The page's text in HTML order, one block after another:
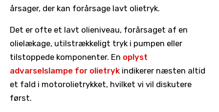
årsager, der kan forårsage lavt olietryk.
Det er ofte et lavt olieniveau, forårsaget af en
olielækage, utilstrækkeligt tryk i pumpen eller
tilstoppede komponenter. En oplyst
advarselslampe for olietryk indikerer næsten altid
et fald i motorolietrykket, hvilket vi vil diskutere
først.